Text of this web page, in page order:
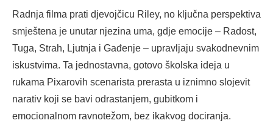
Radnja filma prati djevojčicu Riley, no ključna perspektiva
smještena je unutar njezina uma, gdje emocije – Radost,
Tuga, Strah, Ljutnja i Gađenje – upravljaju svakodnevnim
iskustvima. Ta jednostavna, gotovo školska ideja u
rukama Pixarovih scenarista prerasta u iznimno slojevit
narativ koji se bavi odrastanjem, gubitkom i
emocionalnom ravnotežom, bez ikakvog dociranja.